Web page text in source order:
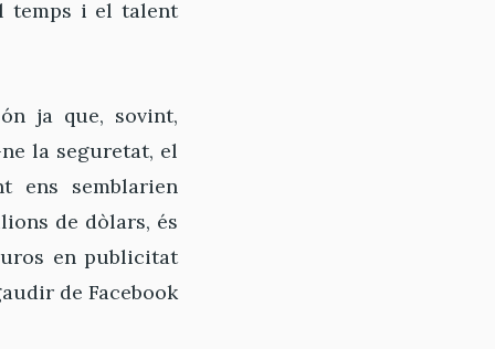
temps i el talent
ja que, sovint,
la seguretat, el
ens semblarien
de dòlars, és
en publicitat
de Facebook